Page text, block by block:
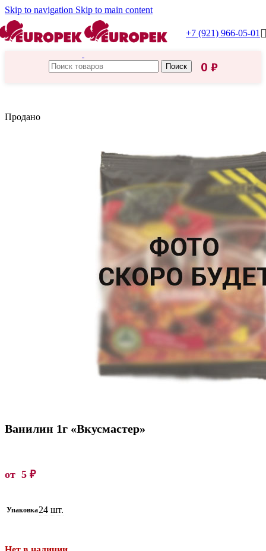
Skip to navigation Skip to main content
+7 (921) 966-05-01
Поиск 0 ₽
Продано
Ванилин 1г «Вкусмастер»
от 5 ₽
Упаковка24 шт.